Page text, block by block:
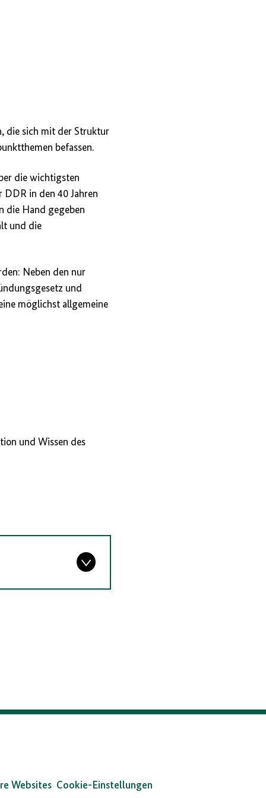
die sich mit der Struktur
befassen.
die wichtigsten
DDR in den 40 Jahren
die Hand gegeben
und die
Neben den nur
und
möglichst allgemeine
und Wissen des
Websites Cookie-Einstellungen